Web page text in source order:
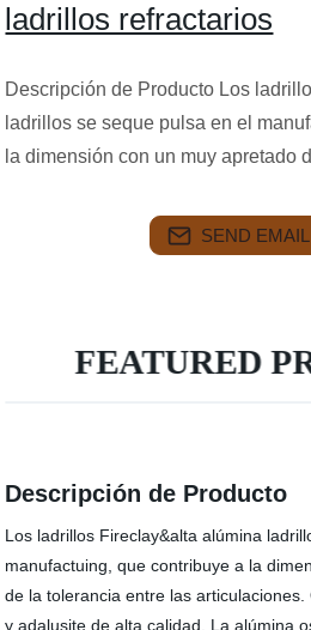
ladrillos refractarios
Descripción de Producto Los
ladrillos se seque pulsa en el
la dimensión con un muy apretado
SEND
FEATURED
Descripción de Producto
Los ladrillos Fireclay&alta alúmina
manufactuing, que contribuye a la
de la tolerancia entre las
y adalusite de alta calidad. La alúmina